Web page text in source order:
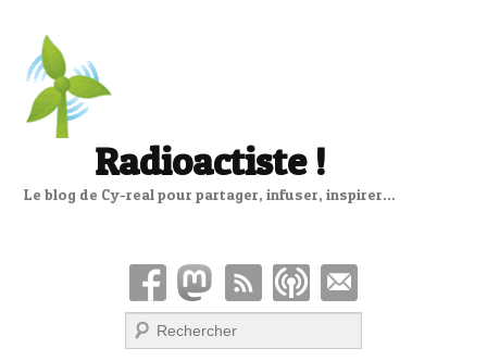
Radioactiste !
Le blog de Cy-real pour partager, infuser, inspirer…
Recherche